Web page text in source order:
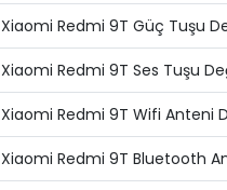
Xiaomi Redmi 9T Güç Tuşu
Xiaomi Redmi 9T Ses Tuşu
Xiaomi Redmi 9T Wifi Anteni
Xiaomi Redmi 9T Bluetooth